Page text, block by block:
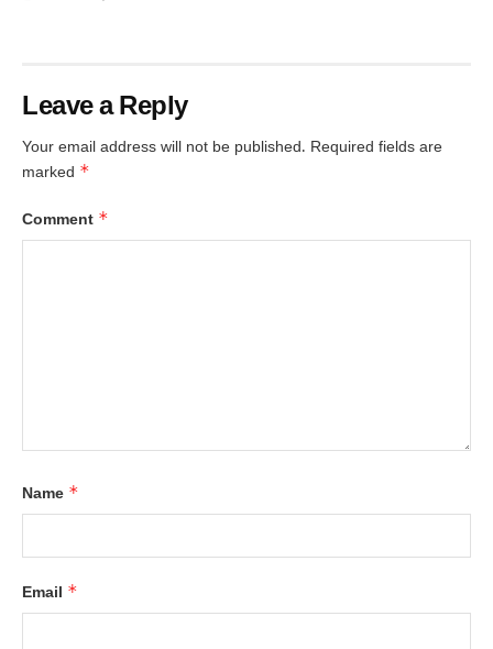
Leave a Reply
Your email address will not be published. Required fields are
marked *
Comment *
Name *
Email *